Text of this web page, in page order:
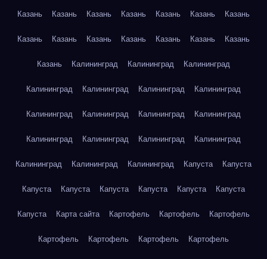
Казань Казань Казань Казань Казань Казань Казань
Казань Казань Казань Казань Казань Казань Казань
Казань Калининград Калининград Калининград
Калининград Калининград Калининград Калининград
Калининград Калининград Калининград Калининград
Калининград Калининград Калининград Калининград
Калининград Калининград Калининград Капуста Капуста
Капуста Капуста Капуста Капуста Капуста Капуста
Капуста Карта сайта Картофель Картофель Картофель
Картофель Картофель Картофель Картофель